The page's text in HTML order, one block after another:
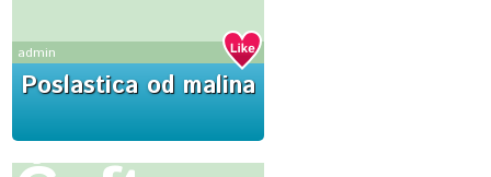
admin
Poslastica od malina